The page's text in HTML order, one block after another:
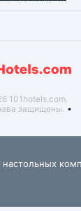
101hotels.com.
защищены.
настольных